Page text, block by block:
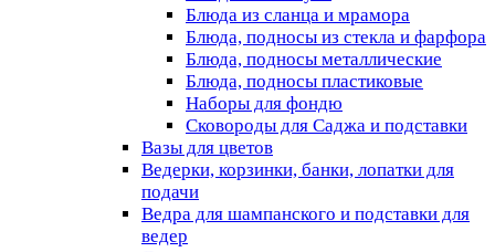
Блюда из сланца и мрамора
Блюда, подносы из стекла и фарфора
Блюда, подносы металлические
Блюда, подносы пластиковые
Наборы для фондю
Сковороды для Саджа и подставки
Вазы для цветов
Ведерки, корзинки, банки, лопатки для
подачи
Ведра для шампанского и подставки для
ведер